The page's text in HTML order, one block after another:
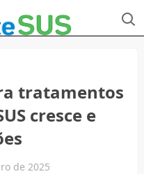
tratamentos
cresce e
de 2025